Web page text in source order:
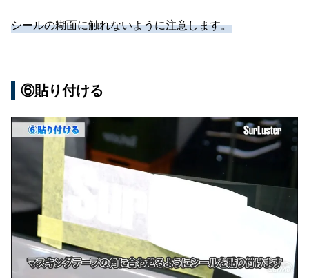
シールの糊面に触れないように注意します。
⑥貼り付ける